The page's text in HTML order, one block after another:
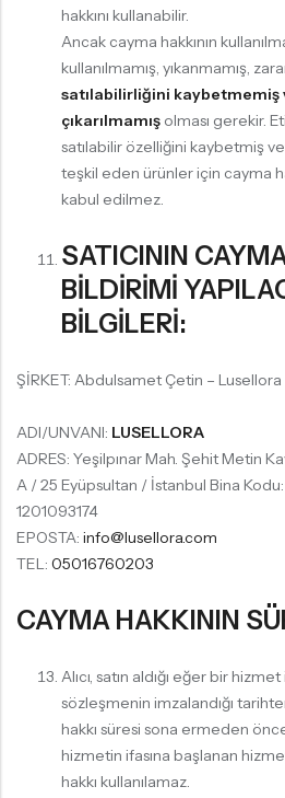
hakkını kullanabilir.
Ancak cayma hakkının
kullanılmamış, yıkanmamış,
satılabilirliğini
çıkarılmamışolması gerekir.
satılabilir özelliğini kaybetmiş
teşkil eden ürünler için cayma
kabul edilmez.
SATICININ
BİLDİRİMİ
BİLGİLERİ:
ŞİRKET: Abdulsamet Çetin – Lusellora
ADI/UNVANI: LUSELLORA
ADRES: Yeşilpınar Mah. Şehit Metin
A / 25 Eyüpsultan / İstanbul Bina
1201093174
EPOSTA: info@lusellora.com
TEL: 05016760203
CAYMA HAKKININ
Alıcı, satın aldığı eğer bir
sözleşmenin imzalandığı
hakkı süresi sona ermeden
hizmetin ifasına başlanan
hakkı kullanılamaz.